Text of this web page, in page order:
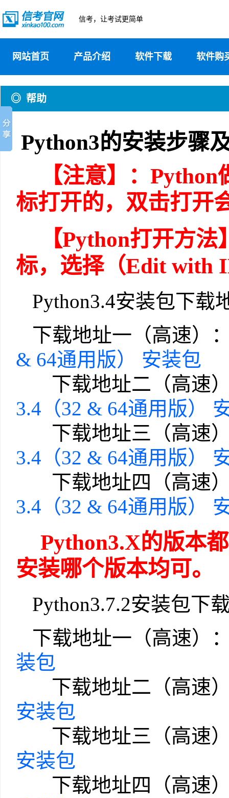
信考，让考试更简单
网站首页 产品介绍 软件下载 软件购
◎ 帮助
Python3的安装步骤
【注意】：
标打开的，双击打开
【Python打开方
标，选择（Edit with
Python3.4安装包下载
下载地址一（高速）
& 64通用版） 安装包
下载地址二（高速
3.4（32 & 64通用版）
下载地址三（高速
3.4（32 & 64通用版）
下载地址四（高速
3.4（32 & 64通用版）
Python3.X的版本
安装哪个版本均可。
Python3.7.2安装包下
下载地址一（高速）
装包
下载地址二（高速
安装包
下载地址三（高速
安装包
下载地址四（高速